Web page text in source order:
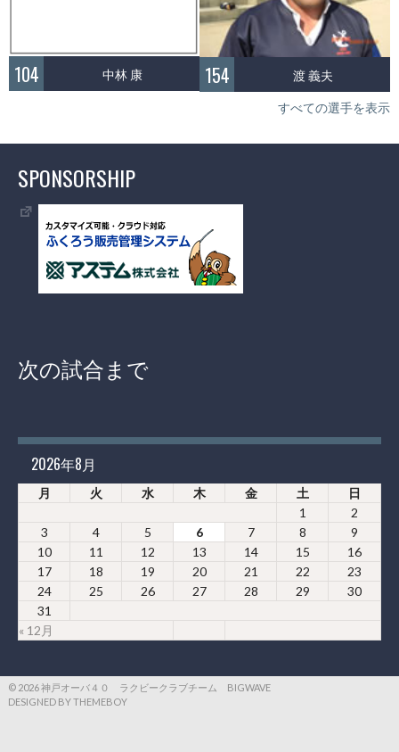
104 中林 康 154 渡 義夫
すべての選手を表示
SPONSORSHIP
次の試合まで
2026年8月
月 火 水 木 金 土 日
« 12月
1
2
3
4 5 6 7 8
9
10
11 12 13 14 15
16
17
18 19 20 21 22
23
24
25 26 27 28 29
30
31
© 2026 神戸オーバ４０ ラクビークラブチーム BIGWAVE
DESIGNED BY THEMEBOY